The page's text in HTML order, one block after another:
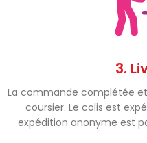
3.
La commande complétée
coursier. Le colis est
expédition anonyme est